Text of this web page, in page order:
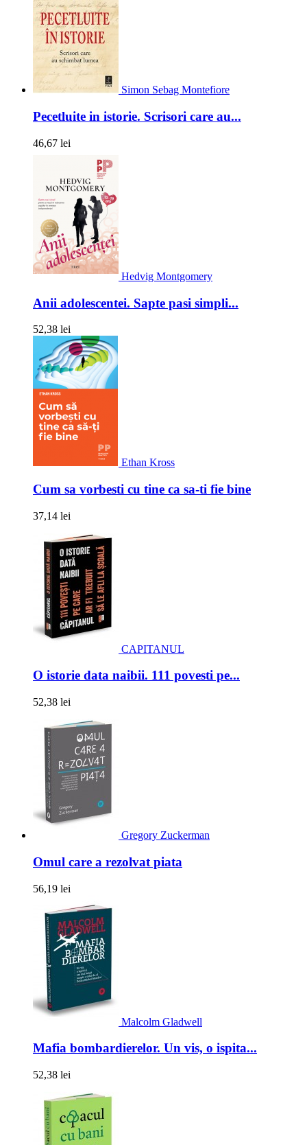
Simon Sebag Montefiore
Pecetluite in istorie. Scrisori care au...
46,67 lei
Hedvig Montgomery
Anii adolescentei. Sapte pasi simpli...
52,38 lei
Ethan Kross
Cum sa vorbesti cu tine ca sa-ti fie bine
37,14 lei
CAPITANUL
O istorie data naibii. 111 povesti pe...
52,38 lei
Gregory Zuckerman
Omul care a rezolvat piata
56,19 lei
Malcolm Gladwell
Mafia bombardierelor. Un vis, o ispita...
52,38 lei